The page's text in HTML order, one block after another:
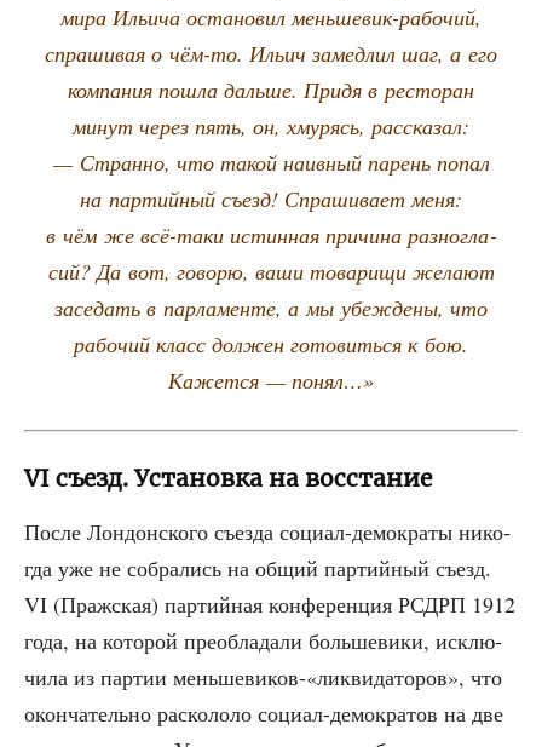
ми­ра Ильи­ча оста­но­вил мень­ше­вик-рабо­чий,
спра­ши­вая о чём-то. Ильич замед­лил шаг, а его
ком­па­ния пошла даль­ше. При­дя в ресто­ран
минут через пять, он, хму­рясь, рассказал:
— Стран­но, что такой наив­ный парень попал
на пар­тий­ный съезд! Спра­ши­ва­ет меня:
в чём же всё-таки истин­ная при­чи­на раз­но­гла­
сий? Да вот, гово­рю, ваши това­ри­щи жела­ют
засе­дать в пар­ла­мен­те, а мы убеж­де­ны, что
рабо­чий класс дол­жен гото­вить­ся к бою.
Кажет­ся — понял…»
VI съезд. Установка на восстание
После Лон­дон­ско­го съез­да соци­ал-демо­кра­ты нико­
гда уже не собра­лись на общий пар­тий­ный съезд.
VI (Праж­ская) пар­тий­ная кон­фе­рен­ция РСДРП 1912
года, на кото­рой пре­об­ла­да­ли боль­ше­ви­ки, исклю­
чи­ла из пар­тии меньшевиков-«ликвидаторов», что
окон­ча­тель­но рас­ко­ло­ло соци­ал-демо­кра­тов на две